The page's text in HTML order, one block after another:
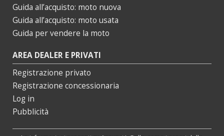
Guida all’acquisto: moto nuova
Guida all’acquisto: moto usata
Guida per vendere la moto
AREA DEALER E PRIVATI
Registrazione privato
Registrazione concessionaria
Log in
Pubblicità